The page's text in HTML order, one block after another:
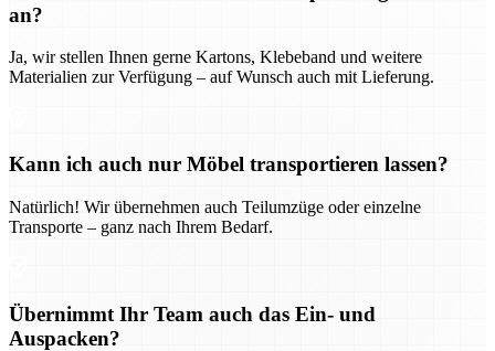
an?
Ja, wir stellen Ihnen gerne Kartons, Klebeband und weitere
Materialien zur Verfügung – auf Wunsch auch mit Lieferung.
Kann ich auch nur Möbel transportieren lassen?
Natürlich! Wir übernehmen auch Teilumzüge oder einzelne
Transporte – ganz nach Ihrem Bedarf.
Übernimmt Ihr Team auch das Ein- und
Auspacken?